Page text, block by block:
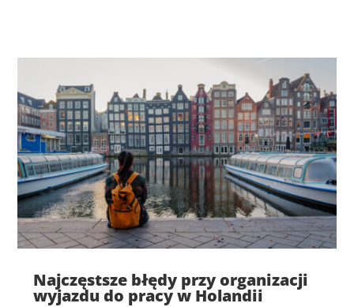
Najczęstsze błędy przy organizacji
wyjazdu do pracy w Holandii